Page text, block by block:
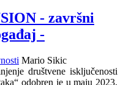
- završni
-
Mario Sikic
društvene isključenosti
odobren je u maju 2023.